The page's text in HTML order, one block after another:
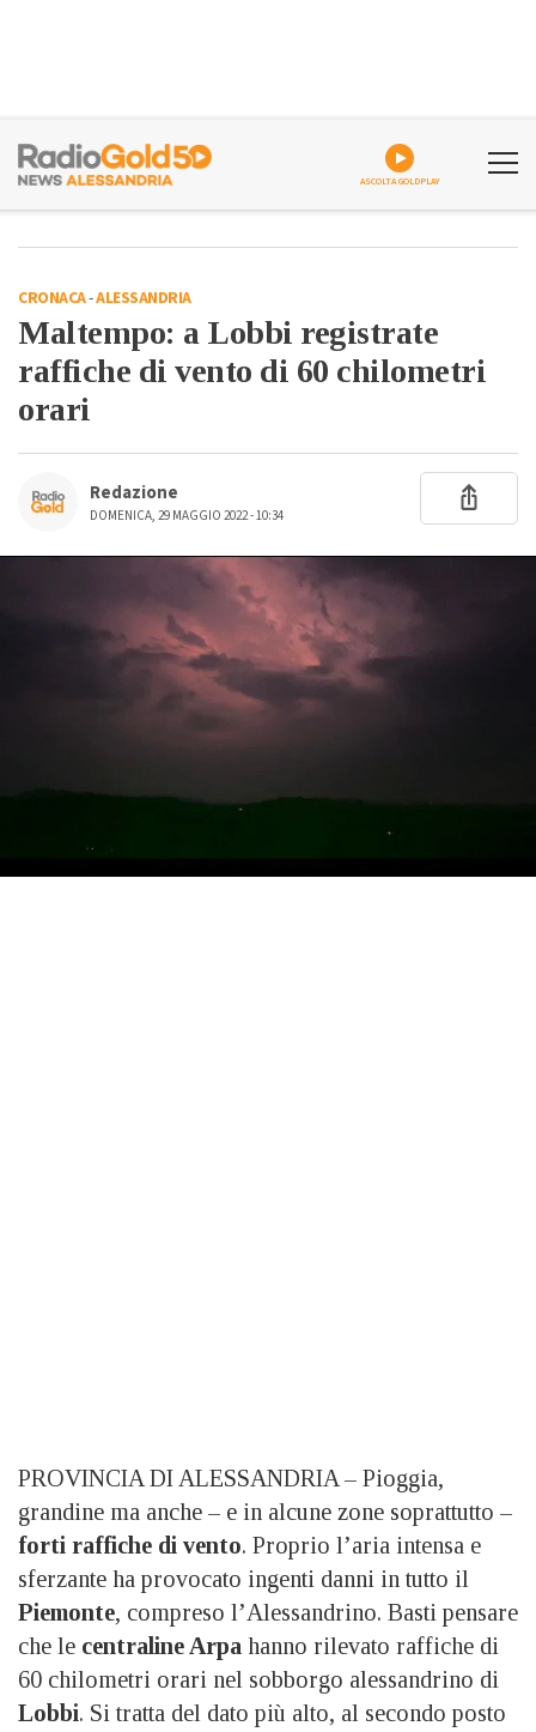
ASCOLTA GOLDPLAY
CRONACA-ALESSANDRIA
Maltempo: a Lobbi registrate
raffiche di vento di 60 chilometri
orari
Redazione
DOMENICA, 29 MAGGIO 2022 - 10:34
PROVINCIA DI ALESSANDRIA – Pioggia,
grandine ma anche – e in alcune zone soprattutto –
forti raffiche di vento. Proprio l’aria intensa e
sferzante ha provocato ingenti danni in tutto il
Piemonte, compreso l’Alessandrino. Basti pensare
che le centraline Arpa hanno rilevato raffiche di
60 chilometri orari nel sobborgo alessandrino di
Lobbi. Si tratta del dato più alto, al secondo posto